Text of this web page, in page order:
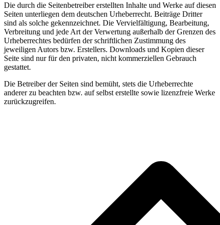
Die durch die Seitenbetreiber erstellten Inhalte und Werke auf diesen
Seiten unterliegen dem deutschen Urheberrecht. Beiträge Dritter
sind als solche gekennzeichnet. Die Vervielfältigung, Bearbeitung,
Verbreitung und jede Art der Verwertung außerhalb der Grenzen des
Urheberrechtes bedürfen der schriftlichen Zustimmung des
jeweiligen Autors bzw. Erstellers. Downloads und Kopien dieser
Seite sind nur für den privaten, nicht kommerziellen Gebrauch
gestattet.
Die Betreiber der Seiten sind bemüht, stets die Urheberrechte
anderer zu beachten bzw. auf selbst erstellte sowie lizenzfreie Werke
zurückzugreifen.